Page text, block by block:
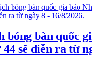
bóng bàn quốc
sẽ diễn ra từ